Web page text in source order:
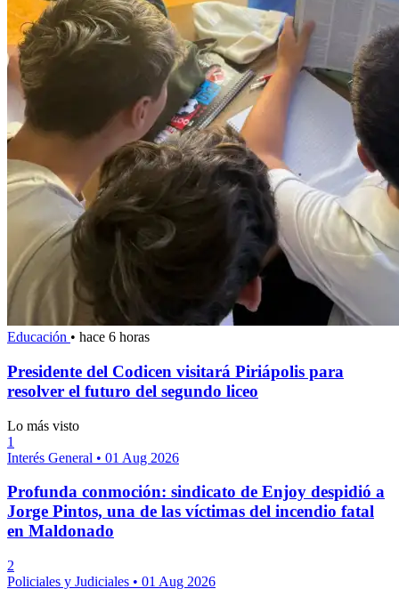
Educación • hace 6 horas
Presidente del Codicen visitará Piriápolis para
resolver el futuro del segundo liceo
Lo más visto
1
Interés General • 01 Aug 2026
Profunda conmoción: sindicato de Enjoy despidió a
Jorge Pintos, una de las víctimas del incendio fatal
en Maldonado
2
Policiales y Judiciales • 01 Aug 2026